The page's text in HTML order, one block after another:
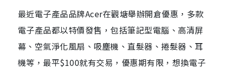
最近電子產品品牌Acer在觀塘舉辦開倉優惠，多款
電子產品都以特價發售，包括筆記型電腦、高清屏
幕、空氣淨化風扇、吸塵機、直髮器、捲髮器、耳
機等，最平$100就有交易，優惠期有限，想換電子